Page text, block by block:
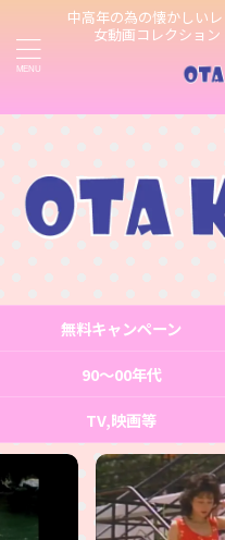
中高年の為の懐かしい
女動画コレクショ
無料キャンペーン
90～00年代
TV,映画等